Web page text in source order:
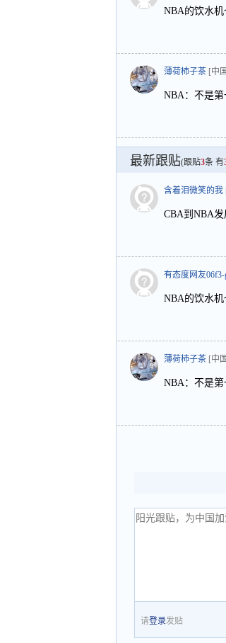
NBA的饮水
薄荷柿子茶 [中
NBA：不是
最新跟贴(跟贴3条 有
含着泪微笑的我
CBA到NBA
有态度网友06f3-
NBA的饮水
薄荷柿子茶 [中
NBA：不是
请登录发贴